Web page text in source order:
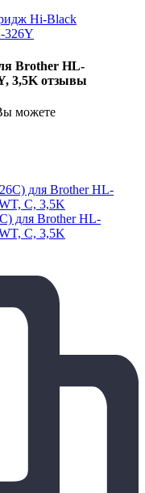
Hi-Black
326Y
Brother HL-
3,5K отзывы
можете
для Brother HL-
С, 3,5K